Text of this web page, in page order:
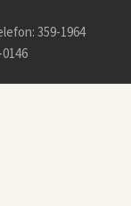
359-1964